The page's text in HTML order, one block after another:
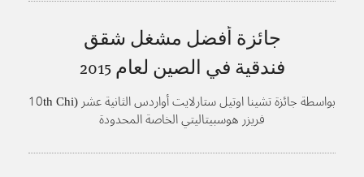
جائزة أفضل مشغل شقق
فندقية في الصين لعام2015
بواسطة جائزة تشينا اوتيل ستارلايت أواردس الثانية عشر (10th Chi
na Hotel Starlight Awards)، منتدى فندق مركز آسيا
فريزر هوسبيتاليتي الخاصة المحدودة